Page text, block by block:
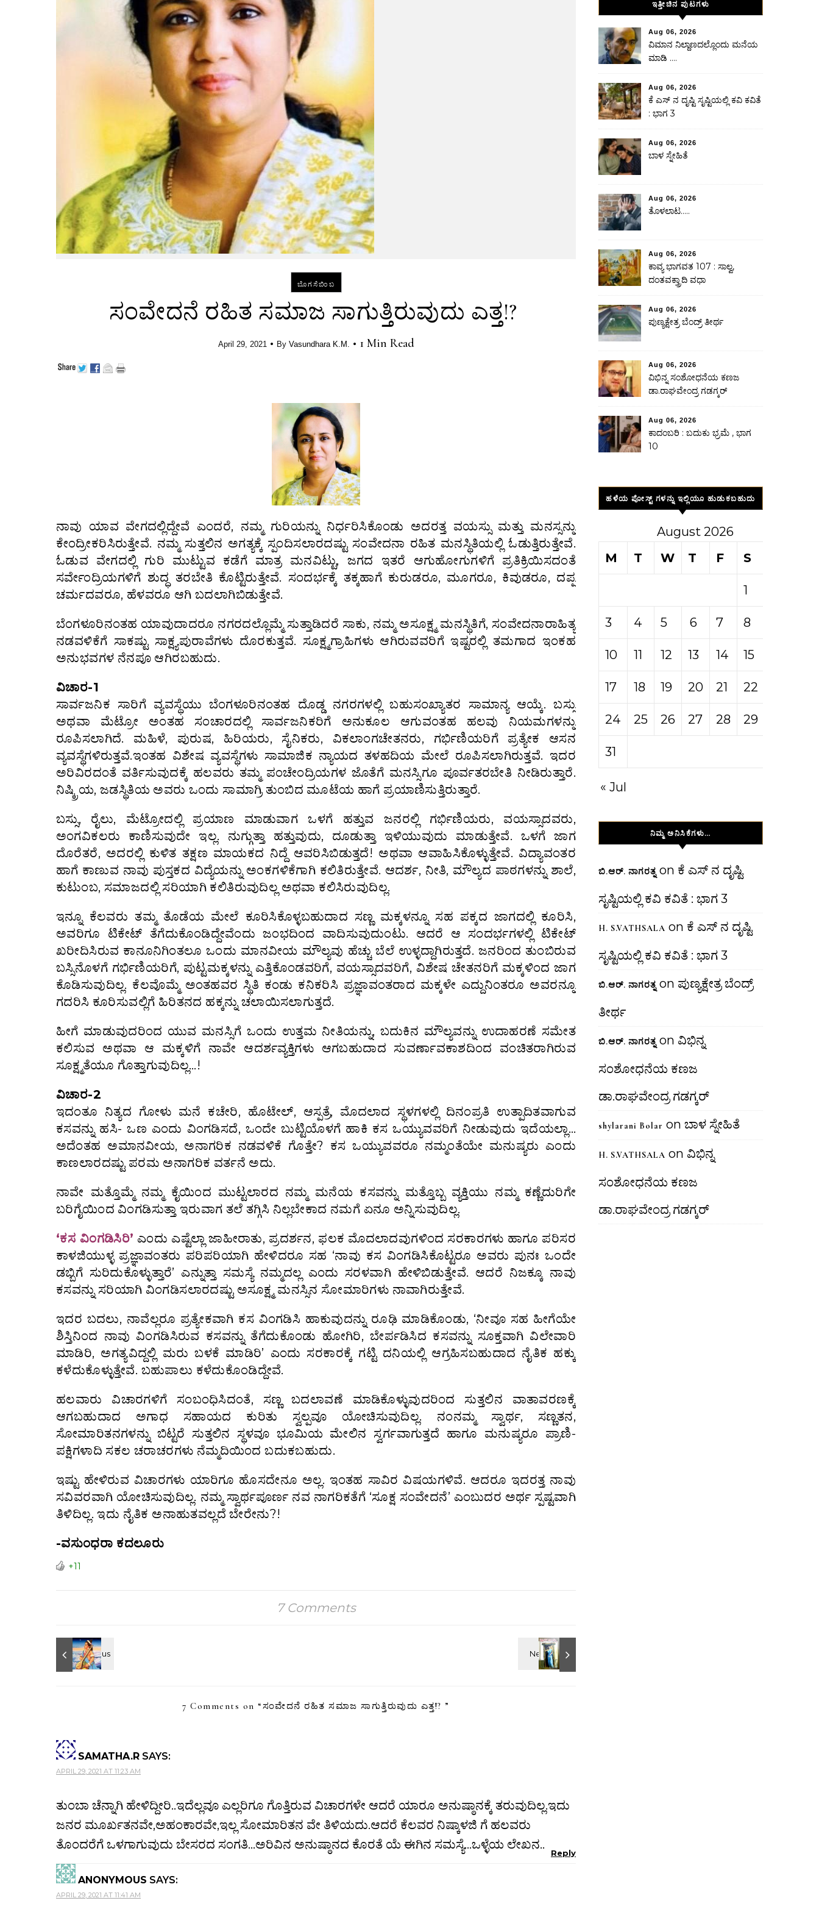
ಬೊಗಸೆಬಿಂಬ
ಸಂವೇದನೆ ರಹಿತ ಸಮಾಜ ಸಾಗುತ್ತಿರುವುದು ಎತ್ತ!?
April 29, 2021 • By Vasundhara K.M. • 1 Min Read
ನಾವು ಯಾವ ವೇಗದಲ್ಲಿದ್ದೇವೆ ಎಂದರೆ, ನಮ್ಮ ಗುರಿಯನ್ನು ನಿರ್ಧರಿಸಿಕೊಂಡು ಅದರತ್ತ ವಯಸ್ಸು ಮತ್ತು ಮನಸ್ಸನ್ನು
ಕೇಂದ್ರೀಕರಿಸಿರುತ್ತೇವೆ. ನಮ್ಮ ಸುತ್ತಲಿನ ಅಗತ್ಯಕ್ಕೆ ಸ್ಪಂದಿಸಲಾರದಷ್ಟು ಸಂವೇದನಾ ರಹಿತ ಮನಸ್ಥಿತಿಯಲ್ಲಿ ಓಡುತ್ತಿರುತ್ತೇವೆ.
ಓಡುವ ವೇಗದಲ್ಲಿ ಗುರಿ ಮುಟ್ಟುವ ಕಡೆಗೆ ಮಾತ್ರ ಮನವಿಟ್ಟು, ಜಗದ ಇತರೆ ಆಗುಹೋಗುಗಳಿಗೆ ಪ್ರತಿಕ್ರಿಯಿಸದಂತೆ
ಸರ್ವೇಂದ್ರಿಯಗಳಿಗೆ ಶುದ್ಧ ತರಬೇತಿ ಕೊಟ್ಟಿರುತ್ತೇವೆ. ಸಂದರ್ಭಕ್ಕೆ ತಕ್ಕಹಾಗೆ ಕುರುಡರೂ, ಮೂಗರೂ, ಕಿವುಡರೂ, ದಪ್ಪ
ಚರ್ಮದವರೂ, ಹೆಳವರೂ ಆಗಿ ಬದಲಾಗಿಬಿಡುತ್ತೇವೆ.
ಬೆಂಗಳೂರಿನಂತಹ ಯಾವುದಾದರೂ ನಗರದಲ್ಲೊಮ್ಮೆ ಸುತ್ತಾಡಿದರೆ ಸಾಕು, ನಮ್ಮ ಅಸೂಕ್ಷ್ಮ ಮನಸ್ಥಿತಿಗೆ, ಸಂವೇದನಾರಾಹಿತ್ಯ
ನಡವಳಿಕೆಗೆ ಸಾಕಷ್ಟು ಸಾಕ್ಷ್ಯಪುರಾವೆಗಳು ದೊರಕುತ್ತವೆ. ಸೂಕ್ಷ್ಮಗ್ರಾಹಿಗಳು ಆಗಿರುವವರಿಗೆ ಇಷ್ಟರಲ್ಲಿ ತಮಗಾದ ಇಂಕಹ
ಅನುಭವಗಳ ನೆನಪೂ ಆಗಿರಬಹುದು.
ವಿಚಾರ-1
ಸಾರ್ವಜನಿಕ ಸಾರಿಗೆ ವ್ಯವಸ್ಥೆಯು ಬೆಂಗಳೂರಿನಂತಹ ದೊಡ್ಡ ನಗರಗಳಲ್ಲಿ ಬಹುಸಂಖ್ಯಾತರ ಸಾಮಾನ್ಯ ಆಯ್ಕೆ. ಬಸ್ಸು
ಅಥವಾ ಮೆಟ್ರೋ ಅಂತಹ ಸಂಚಾರದಲ್ಲಿ ಸಾರ್ವಜನಿಕರಿಗೆ ಅನುಕೂಲ ಆಗುವಂತಹ ಹಲವು ನಿಯಮಗಳನ್ನು
ರೂಪಿಸಲಾಗಿದೆ. ಮಹಿಳೆ, ಪುರುಷ, ಹಿರಿಯರು, ಸೈನಿಕರು, ವಿಕಲಾಂಗಚೇತನರು, ಗರ್ಭಿಣಿಯರಿಗೆ ಪ್ರತ್ಯೇಕ ಆಸನ
ವ್ಯವಸ್ಥೆಗಳಿರುತ್ತವೆ.ಇಂತಹ ವಿಶೇಷ ವ್ಯವಸ್ಥೆಗಳು ಸಾಮಾಜಿಕ ನ್ಯಾಯದ ತಳಹದಿಯ ಮೇಲೆ ರೂಪಿಸಲಾಗಿರುತ್ತವೆ. ಇದರ
ಅರಿವಿರದಂತೆ ವರ್ತಿಸುವುದಕ್ಕೆ ಹಲವರು ತಮ್ಮ ಪಂಚೇಂದ್ರಿಯಗಳ ಜೊತೆಗೆ ಮನಸ್ಸಿಗೂ ಪೂರ್ವತರಬೇತಿ ನೀಡಿರುತ್ತಾರೆ.
ನಿಷ್ಕ್ರಿಯ, ಜಡಸ್ಥಿತಿಯ ಅವರು ಒಂದು ಸಾಮಾಗ್ರಿ ತುಂಬಿದ ಮೂಟೆಯ ಹಾಗೆ ಪ್ರಯಾಣಿಸುತ್ತಿರುತ್ತಾರೆ.
ಬಸ್ಸು, ರೈಲು, ಮೆಟ್ರೋದಲ್ಲಿ ಪ್ರಯಾಣ ಮಾಡುವಾಗ ಒಳಗೆ ಹತ್ತುವ ಜನರಲ್ಲಿ ಗರ್ಭಿಣಿಯರು, ವಯಸ್ಸಾದವರು,
ಅಂಗವಿಕಲರು ಕಾಣಿಸುವುದೇ ಇಲ್ಲ. ನುಗ್ಗುತ್ತಾ ಹತ್ತುವುದು, ದೂಡುತ್ತಾ ಇಳಿಯುವುದು ಮಾಡುತ್ತೇವೆ. ಒಳಗೆ ಜಾಗ
ದೊರೆತರೆ, ಅದರಲ್ಲಿ ಕುಳಿತ ತಕ್ಷಣ ಮಾಯಕದ ನಿದ್ದೆ ಆವರಿಸಿಬಿಡುತ್ತದೆ! ಅಥವಾ ಆವಾಹಿಸಿಕೊಳ್ಳುತ್ತೇವೆ. ವಿದ್ಯಾವಂತರ
ಹಾಗೆ ಕಾಣುವ ನಾವು ಪುಸ್ತಕದ ವಿದ್ಯೆಯನ್ನು ಅಂಕಗಳಿಕೆಗಾಗಿ ಕಲಿತಿರುತ್ತೇವೆ. ಆದರ್ಶ, ನೀತಿ, ಮೌಲ್ಯದ ಪಾಠಗಳನ್ನು ಶಾಲೆ,
ಕುಟುಂಬ, ಸಮಾಜದಲ್ಲಿ ಸರಿಯಾಗಿ ಕಲಿತಿರುವುದಿಲ್ಲ ಅಥವಾ ಕಲಿಸಿರುವುದಿಲ್ಲ.
ಇನ್ನೂ ಕೆಲವರು ತಮ್ಮ ತೊಡೆಯ ಮೇಲೆ ಕೂರಿಸಿಕೊಳ್ಳಬಹುದಾದ ಸಣ್ಣ ಮಕ್ಕಳನ್ನೂ ಸಹ ಪಕ್ಕದ ಜಾಗದಲ್ಲಿ ಕೂರಿಸಿ,
ಅವರಿಗೂ ಟಿಕೇಟ್ ತೆಗೆದುಕೊಂಡಿದ್ದೇವೆಂದು ಜಂಭದಿಂದ ವಾದಿಸುವುದುಂಟು. ಆದರೆ ಆ ಸಂದರ್ಭಗಳಲ್ಲಿ ಟಿಕೇಟ್
ಖರೀದಿಸಿರುವ ಕಾನೂನಿಗಿಂತಲೂ ಒಂದು ಮಾನವೀಯ ಮೌಲ್ಯವು ಹೆಚ್ಚು ಬೆಲೆ ಉಳ್ಳದ್ದಾಗಿರುತ್ತದೆ. ಜನರಿಂದ ತುಂಬಿರುವ
ಬಸ್ಸಿನೊಳಗೆ ಗರ್ಭಿಣಿಯರಿಗೆ, ಪುಟ್ಟಮಕ್ಕಳನ್ನು ಎತ್ತಿಕೊಂಡವರಿಗೆ, ವಯಸ್ಸಾದವರಿಗೆ, ವಿಶೇಷ ಚೇತನರಿಗೆ ಮಕ್ಕಳಿಂದ ಜಾಗ
ಕೊಡಿಸುವುದಿಲ್ಲ. ಕೆಲವೊಮ್ಮೆ ಅಂತಹವರ ಸ್ಥಿತಿ ಕಂಡು ಕನಿಕರಿಸಿ ಪ್ರಜ್ಞಾವಂತರಾದ ಮಕ್ಕಳೇ ಎದ್ದುನಿಂತರೂ ಅವರನ್ನೂ
ಗದರಿಸಿ ಕೂರಿಸುವಲ್ಲಿಗೆ ಹಿರಿತನದ ಹಕ್ಕನ್ನು ಚಲಾಯಿಸಲಾಗುತ್ತದೆ.
ಹೀಗೆ ಮಾಡುವುದರಿಂದ ಯುವ ಮನಸ್ಸಿಗೆ ಒಂದು ಉತ್ತಮ ನೀತಿಯನ್ನು, ಬದುಕಿನ ಮೌಲ್ಯವನ್ನು ಉದಾಹರಣೆ ಸಮೇತ
ಕಲಿಸುವ ಅಥವಾ ಆ ಮಕ್ಕಳಿಗೆ ನಾವೇ ಆದರ್ಶವ್ಯಕ್ತಿಗಳು ಆಗಬಹುದಾದ ಸುವರ್ಣಾವಕಾಶದಿಂದ ವಂಚಿತರಾಗಿರುವ
ಸೂಕ್ಷ್ಮತೆಯೂ ಗೊತ್ತಾಗುವುದಿಲ್ಲ…!
ವಿಚಾರ-2
ಇದಂತೂ ನಿತ್ಯದ ಗೋಳು ಮನೆ ಕಚೇರಿ, ಹೊಟೇಲ್, ಆಸ್ಪತ್ರೆ, ಮೊದಲಾದ ಸ್ಥಳಗಳಲ್ಲಿ ದಿನಂಪ್ರತಿ ಉತ್ಪಾದಿತವಾಗುವ
ಕಸವನ್ನು ಹಸಿ- ಒಣ ಎಂದು ವಿಂಗಡಿಸದೆ, ಒಂದೇ ಬುಟ್ಟಿಯೊಳಗೆ ಹಾಕಿ ಕಸ ಒಯ್ಯುವವರಿಗೆ ನೀಡುವುದು ಇದೆಯಲ್ಲಾ…
ಅದೆಂತಹ ಅಮಾನವೀಯ, ಅನಾಗರಿಕ ನಡವಳಿಕೆ ಗೊತ್ತೇ? ಕಸ ಒಯ್ಯುವವರೂ ನಮ್ಮಂತೆಯೇ ಮನುಷ್ಯರು ಎಂದು
ಕಾಣಲಾರದಷ್ಟು ಪರಮ ಅನಾಗರಿಕ ವರ್ತನೆ ಅದು.
ನಾವೇ ಮತ್ತೊಮ್ಮೆ ನಮ್ಮ ಕೈಯಿಂದ ಮುಟ್ಟಲಾರದ ನಮ್ಮ ಮನೆಯ ಕಸವನ್ನು ಮತ್ತೊಬ್ಬ ವ್ಯಕ್ತಿಯು ನಮ್ಮ ಕಣ್ಣೆದುರಿಗೇ
ಬರಿಗೈಯಿಂದ ವಿಂಗಡಿಸುತ್ತಾ ಇರುವಾಗ ತಲೆ ತಗ್ಗಿಸಿ ನಿಲ್ಲಬೇಕಾದ ನಮಗೆ ಏನೂ ಅನ್ನಿಸುವುದಿಲ್ಲ.
‘ಕಸ ವಿಂಗಡಿಸಿರಿ’ ಎಂದು ಎಷ್ಟೆಲ್ಲಾ ಜಾಹೀರಾತು, ಪ್ರದರ್ಶನ, ಫಲಕ ಮೊದಲಾದವುಗಳಿಂದ ಸರಕಾರಗಳು ಹಾಗೂ ಪರಿಸರ
ಕಾಳಜಿಯುಳ್ಳ ಪ್ರಜ್ಞಾವಂತರು ಪರಿಪರಿಯಾಗಿ ಹೇಳಿದರೂ ಸಹ ‘ನಾವು ಕಸ ವಿಂಗಡಿಸಿಕೊಟ್ಟರೂ ಅವರು ಪುನಃ ಒಂದೇ
ಡಬ್ಬಿಗೆ ಸುರಿದುಕೊಳ್ಳುತ್ತಾರೆ’ ಎನ್ನುತ್ತಾ ಸಮಸ್ಯೆ ನಮ್ಮದಲ್ಲ ಎಂದು ಸರಳವಾಗಿ ಹೇಳಿಬಿಡುತ್ತೇವೆ. ಆದರೆ ನಿಜಕ್ಕೂ ನಾವು
ಕಸವನ್ನು ಸರಿಯಾಗಿ ವಿಂಗಡಿಸಲಾರದಷ್ಟು ಅಸೂಕ್ಷ್ಮ ಮನಸ್ಸಿನ ಸೋಮಾರಿಗಳು ನಾವಾಗಿರುತ್ತೇವೆ.
ಇದರ ಬದಲು, ನಾವೆಲ್ಲರೂ ಪ್ರತ್ಯೇಕವಾಗಿ ಕಸ ವಿಂಗಡಿಸಿ ಹಾಕುವುದನ್ನು ರೂಢಿ ಮಾಡಿಕೊಂಡು, ‘ನೀವೂ ಸಹ ಹೀಗೆಯೇ
ಶಿಸ್ತಿನಿಂದ ನಾವು ವಿಂಗಡಿಸಿರುವ ಕಸವನ್ನು ತೆಗೆದುಕೊಂಡು ಹೋಗಿರಿ, ಬೇರ್ಪಡಿಸಿದ ಕಸವನ್ನು ಸೂಕ್ತವಾಗಿ ವಿಲೇವಾರಿ
ಮಾಡಿರಿ, ಅಗತ್ಯವಿದ್ದಲ್ಲಿ ಮರು ಬಳಕೆ ಮಾಡಿರಿ’ ಎಂದು ಸರಕಾರಕ್ಕೆ ಗಟ್ಟಿ ದನಿಯಲ್ಲಿ ಆಗ್ರಹಿಸಬಹುದಾದ ನೈತಿಕ ಹಕ್ಕು
ಕಳೆದುಕೊಳ್ಳುತ್ತೇವೆ. ಬಹುಪಾಲು ಕಳೆದುಕೊಂಡಿದ್ದೇವೆ.
ಹಲವಾರು ವಿಚಾರಗಳಿಗೆ ಸಂಬಂಧಿಸಿದಂತೆ, ಸಣ್ಣ ಬದಲಾವಣೆ ಮಾಡಿಕೊಳ್ಳುವುದರಿಂದ ಸುತ್ತಲಿನ ವಾತಾವರಣಕ್ಕೆ
ಆಗಬಹುದಾದ ಅಗಾಧ ಸಹಾಯದ ಕುರಿತು ಸ್ವಲ್ಪವೂ ಯೋಚಿಸುವುದಿಲ್ಲ. ನಂನಮ್ಮ ಸ್ವಾರ್ಥ, ಸಣ್ಣತನ,
ಸೋಮಾರಿತನಗಳನ್ನು ಬಿಟ್ಟರೆ ಸುತ್ತಲಿನ ಸ್ಥಳವೂ ಭೂಮಿಯ ಮೇಲಿನ ಸ್ವರ್ಗವಾಗುತ್ತದೆ ಹಾಗೂ ಮನುಷ್ಯರೂ ಪ್ರಾಣಿ-
ಪಕ್ಷಿಗಳಾದಿ ಸಕಲ ಚರಾಚರಗಳು ನೆಮ್ಮದಿಯಿಂದ ಬದುಕಬಹುದು.
ಇಷ್ಟು ಹೇಳಿರುವ ವಿಚಾರಗಳು ಯಾರಿಗೂ ಹೊಸದೇನೂ ಅಲ್ಲ. ಇಂತಹ ಸಾವಿರ ವಿಷಯಗಳಿವೆ. ಆದರೂ ಇದರತ್ತ ನಾವು
ಸವಿವರವಾಗಿ ಯೋಚಿಸುವುದಿಲ್ಲ. ನಮ್ಮ ಸ್ವಾರ್ಥಪೂರ್ಣ ನವ ನಾಗರಿಕತೆಗೆ ‘ಸೂಕ್ಷ ಸಂವೇದನೆ’ ಎಂಬುದರ ಅರ್ಥ ಸ್ಪಷ್ಟವಾಗಿ
ತಿಳಿದಿಲ್ಲ. ಇದು ನೈತಿಕ ಅನಾಹುತವಲ್ಲದೆ ಬೇರೇನು?!
-ವಸುಂಧರಾ ಕದಲೂರು
+11
7 Comments
7 Comments on “ಸಂವೇದನೆ ರಹಿತ ಸಮಾಜ ಸಾಗುತ್ತಿರುವುದು ಎತ್ತ!? ”
SAMATHA.R SAYS:
APRIL 29, 2021 AT 11:23 AM
ತುಂಬಾ ಚೆನ್ನಾಗಿ ಹೇಳಿದ್ದೀರಿ..ಇದೆಲ್ಲವೂ ಎಲ್ಲರಿಗೂ ಗೊತ್ತಿರುವ ವಿಚಾರಗಳೇ ಆದರೆ ಯಾರೂ ಅನುಷ್ಠಾನಕ್ಕೆ ತರುವುದಿಲ್ಲ.ಇದು
ಜನರ ಮೂರ್ಖತನವೇ,ಅಹಂಕಾರವೇ,ಇಲ್ಲ ಸೋಮಾರಿತನ ವೇ ತಿಳಿಯದು.ಆದರೆ ಕೆಲವರ ನಿಷ್ಕಾಳಜಿ ಗೆ ಹಲವರು
ತೊಂದರೆಗೆ ಒಳಗಾಗುವುದು ಬೇಸರದ ಸಂಗತಿ…ಅರಿವಿನ ಅನುಷ್ಠಾನದ ಕೊರತೆ ಯೆ ಈಗಿನ ಸಮಸ್ಯೆ…ಒಳ್ಳೆಯ ಲೇಖನ..
Reply
ANONYMOUS SAYS:
APRIL 29, 2021 AT 11:41 AM
ಇತ್ತೀಚಿನ ಪುಟಗಳು
Aug 06, 2026
ವಿಮಾನ ನಿಲ್ದಾಣದಲ್ಲೊಂದು ಮನೆಯ
ಮಾಡಿ ….
Aug 06, 2026
ಕೆ ಎಸ್ ನ ದೃಷ್ಟಿ ಸೃಷ್ಟಿಯಲ್ಲಿ ಕವಿ ಕವಿತೆ
: ಭಾಗ 3
Aug 06, 2026
ಬಾಳ ಸ್ನೇಹಿತೆ
Aug 06, 2026
ತೊಳಲಾಟ…..
Aug 06, 2026
ಕಾವ್ಯ ಭಾಗವತ 107 : ಸಾಲ್ವ,
ದಂತವಕ್ತ್ರಾದಿ ವಧಾ
Aug 06, 2026
ಪುಣ್ಯಕ್ಷೇತ್ರ ಬೆಂದ್ರ್ ತೀರ್ಥ
Aug 06, 2026
ವಿಭಿನ್ನ ಸಂಶೋಧನೆಯ ಕಣಜ
ಡಾ.ರಾಘವೇಂದ್ರ ಗಡಗ್ಕರ್
Aug 06, 2026
ಕಾದಂಬರಿ : ಬದುಕು ಭ್ರಮೆ , ಭಾಗ
10
ಹಳೆಯ ಪೋಸ್ಟ್ ಗಳನ್ನು ಇಲ್ಲಿಯೂ ಹುಡುಕಬಹುದು
August 2026
M
T W T F S
1
3 4 5 6 7 8
10 11 12 13 14 15
17 18 19 20 21 22
24 25 26 27 28 29
31
« Jul
ನಿಮ್ಮ ಅನಿಸಿಕೆಗಳು…
ಬಿ.ಆರ್. ನಾಗರತ್ನ on ಕೆ ಎಸ್ ನ ದೃಷ್ಟಿ
ಸೃಷ್ಟಿಯಲ್ಲಿ ಕವಿ ಕವಿತೆ : ಭಾಗ 3
H. S.VATHSALA on ಕೆ ಎಸ್ ನ ದೃಷ್ಟಿ
ಸೃಷ್ಟಿಯಲ್ಲಿ ಕವಿ ಕವಿತೆ : ಭಾಗ 3
ಬಿ.ಆರ್. ನಾಗರತ್ನ on ಪುಣ್ಯಕ್ಷೇತ್ರ ಬೆಂದ್ರ್
ತೀರ್ಥ
ಬಿ.ಆರ್. ನಾಗರತ್ನ on ವಿಭಿನ್ನ
ಸಂಶೋಧನೆಯ ಕಣಜ
ಡಾ.ರಾಘವೇಂದ್ರ ಗಡಗ್ಕರ್
shylarani Bolar on ಬಾಳ ಸ್ನೇಹಿತೆ
H. S.VATHSALA on ವಿಭಿನ್ನ
ಸಂಶೋಧನೆಯ ಕಣಜ
ಡಾ.ರಾಘವೇಂದ್ರ ಗಡಗ್ಕರ್